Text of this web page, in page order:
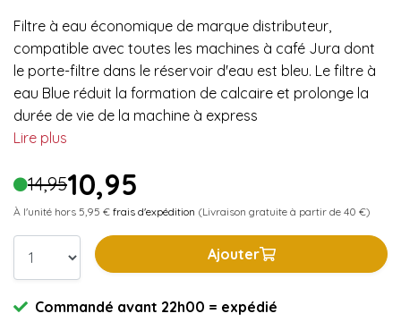
Filtre à eau économique de marque distributeur,
compatible avec toutes les machines à café Jura dont
le porte-filtre dans le réservoir d'eau est bleu. Le filtre à
eau Blue réduit la formation de calcaire et prolonge la
durée de vie de la machine à express
Lire plus
14,9510,95
À l'unité hors 5,95 € frais d'expédition (Livraison gratuite à partir de 40 €)
Ajouter
Commandé avant 22h00 = expédié